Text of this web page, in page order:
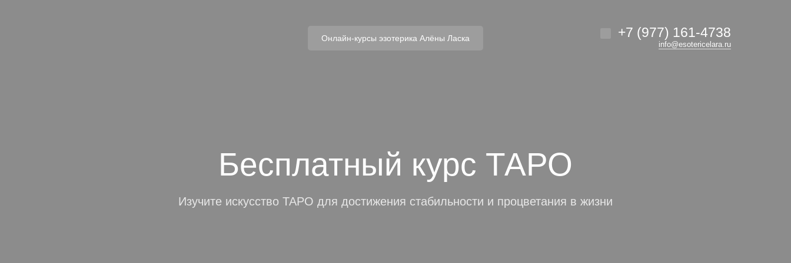
Онлайн-курсы эзотерика Алёны Ласка +7 (977) 161-4738
info@esotericelara.ru
Бесплатный курс ТАРО
Изучите искусство ТАРО для достижения стабильности и процветания в жизни
Программисты и дизайнеры не нужны!
Просто заполняйте поля, следуя подсказкам, и расставляйте галочки!
Почувствуй себя крутым